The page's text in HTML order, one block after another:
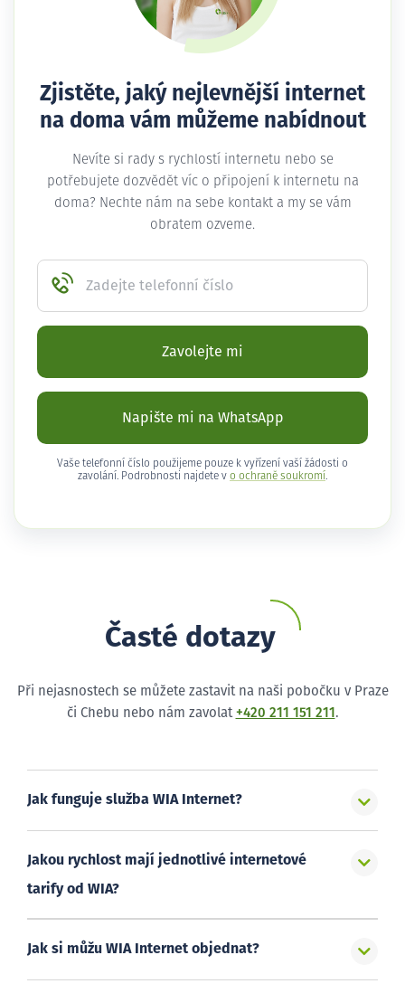
Zjistěte, jaký nejlevnější internet
na doma vám můžeme nabídnout
Nevíte si rady s rychlostí internetu nebo se
potřebujete dozvědět víc o připojení k internetu na
doma? Nechte nám na sebe kontakt a my se vám
obratem ozveme.
Zadejte telefonní číslo
Zavolejte mi
Napište mi na WhatsApp
Vaše telefonní číslo použijeme pouze k vyřízení vaší žádosti o
zavolání. Podrobnosti najdete v o ochraně soukromí .
Časté dotazy
Při nejasnostech se můžete zastavit na naši pobočku v Praze
či Chebu nebo nám zavolat +420 211 151 211 .
Jak funguje služba WIA Internet?
Jakou rychlost mají jednotlivé internetové
tarify od WIA?
Jak si můžu WIA Internet objednat?